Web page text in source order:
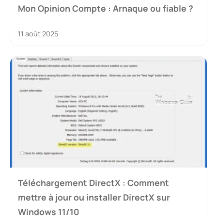
Mon Opinion Compte : Arnaque ou fiable ?
11 août 2025
Téléchargement DirectX : Comment
mettre à jour ou installer DirectX sur
Windows 11/10